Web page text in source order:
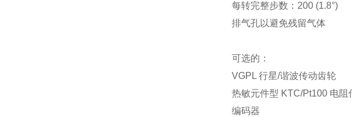
每转完整步数：200 (1.8°)
排气孔以避免残留气体
可选的：
VGPL 行星/谐波传动齿轮
热敏元件型 KTC/Pt100 电阻
编码器